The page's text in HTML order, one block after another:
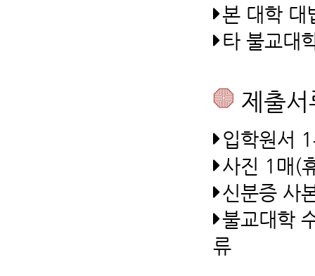
본 대학 대
타 불교대
제출서
입학원서
사진 1매(
신분증 사
불교대학
류